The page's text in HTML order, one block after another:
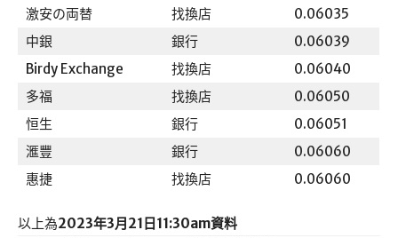
激安の両替
找換店
0.06035
中銀
銀行
0.06039
Birdy Exchange
找換店
0.06040
多福
找換店
0.06050
恒生
銀行
0.06051
滙豐
銀行
0.06060
惠捷
找換店 0.06060
以上為2023年3月21日11:30am資料